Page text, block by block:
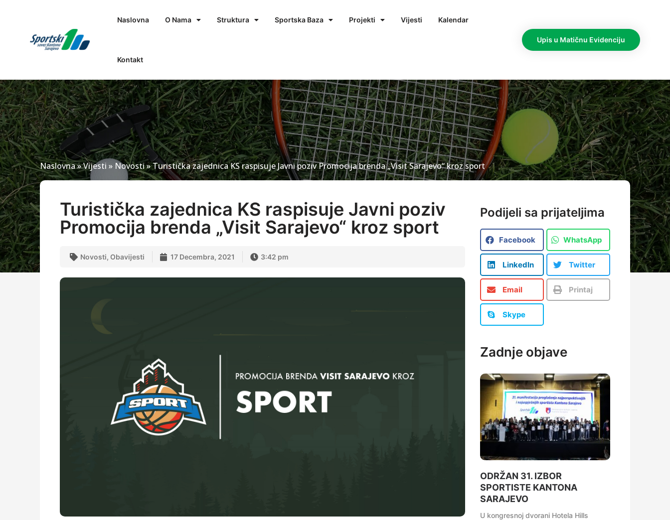
Naslovna O Nama Struktura Sportska Baza Projekti Vijesti Kalendar
Kontakt
Upis u Matičnu Evidenciju
Naslovna»Vijesti » Novosti»Turistička zajednica KS raspisuje Javni poziv Promocija brenda „Visit Sarajevo“ kroz sport
Turistička zajednica KS raspisuje Javni poziv
Promocija brenda „Visit Sarajevo“ kroz sport
Novosti, Obavijesti 17 Decembra, 2021 3:42 pm
Podijeli sa prijateljima
Facebook WhatsApp
LinkedIn Twitter
Email Printaj
Skype
Zadnje objave
ODRŽAN 31. IZBOR
SPORTISTE KANTONA
SARAJEVO
U kongresnoj dvorani Hotela Hills